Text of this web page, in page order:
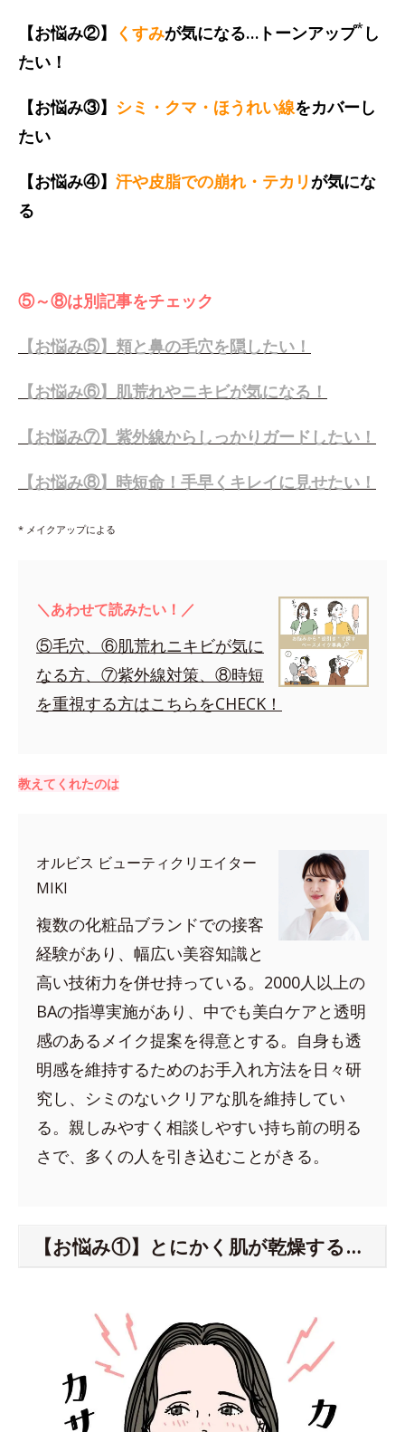
【お悩み②】 くすみが気になる…トーンアップ* し
たい！
【お悩み③】 シミ・クマ・ほうれい線をカバーし
たい
【お悩み④】 汗や皮脂での崩れ・テカリ が気にな
る
⑤～⑧は別記事をチェック
【お悩み⑤】頬と鼻の毛穴を隠したい！
【お悩み⑥】肌荒れやニキビが気になる！
【お悩み⑦】紫外線からしっかりガードしたい！
【お悩み⑧】時短命！手早くキレイに見せたい！
* メイクアップによる
＼あわせて読みたい！／
⑤毛穴、⑥肌荒れニキビが気に
なる方、⑦紫外線対策、⑧時短
を重視する方はこちらをCHECK！
教えてくれたのは
オルビス ビューティクリエイター
MIKI
複数の化粧品ブランドでの接客
経験があり、幅広い美容知識と
高い技術力を併せ持っている。2000人以上の
BAの指導実施があり、中でも美白ケアと透明
感のあるメイク提案を得意とする。自身も透
明感を維持するためのお手入れ方法を日々研
究し、シミのないクリアな肌を維持してい
る。親しみやすく相談しやすい持ち前の明る
さで、多くの人を引き込むことがきる。
【お悩み①】とにかく肌が乾燥する…